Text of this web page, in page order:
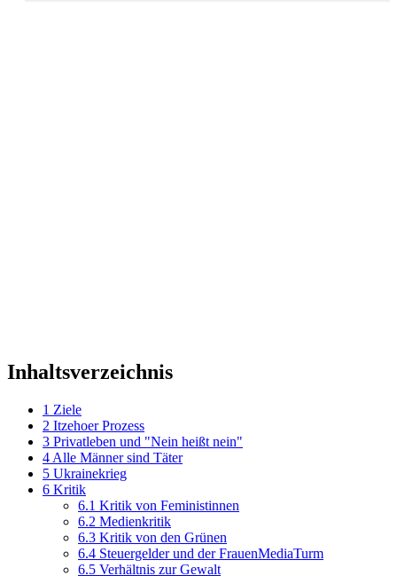
Inhaltsverzeichnis
1 Ziele
2 Itzehoer Prozess
3 Privatleben und "Nein heißt nein"
4 Alle Männer sind Täter
5 Ukrainekrieg
6 Kritik
6.1 Kritik von Feministinnen
6.2 Medienkritik
6.3 Kritik von den Grünen
6.4 Steuergelder und der FrauenMediaTurm
6.5 Verhältnis zur Gewalt